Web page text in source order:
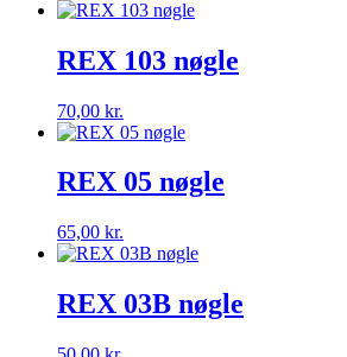
REX 103 nøgle
70,00 kr.
REX 05 nøgle
65,00 kr.
REX 03B nøgle